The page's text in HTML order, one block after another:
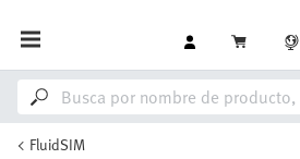
FluidSIM